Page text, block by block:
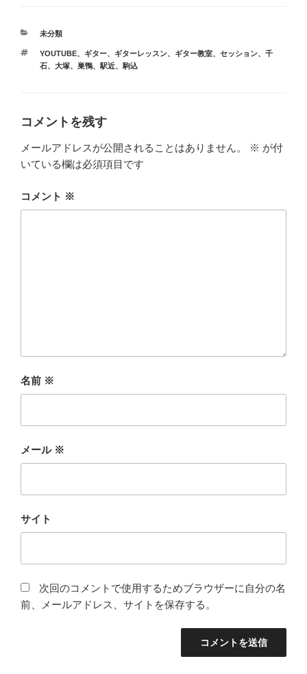
カ
ゴ
リ
未分類
タ
グ
YOUTUBE、 ギター、 ギターレッスン、 ギター教室、 セッション、 千
石、 大塚、 巣鴨、 駅近、 駒込
コメントを残す
メールアドレスが公開されることはありません。 ※ が付
いている欄は必須項目です
コメント ※
名前 ※
メール ※
サイト
次回のコメントで使用するためブラウザーに自分の名
前、メールアドレス、サイトを保存する。